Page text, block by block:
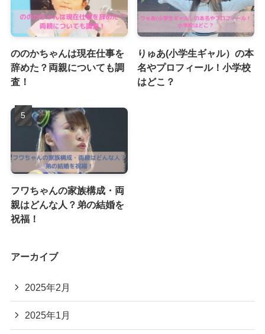
ののかちゃんは現在仕事を
辞めた？両親についても調
査！
りゅあ(小学生ギャル）の本
名やプロフィール！小学校
はどこ？
フワちゃんの家族構成・両
親はどんな人？弟の結婚を
祝福！
アーカイブ
2025年2月
2025年1月